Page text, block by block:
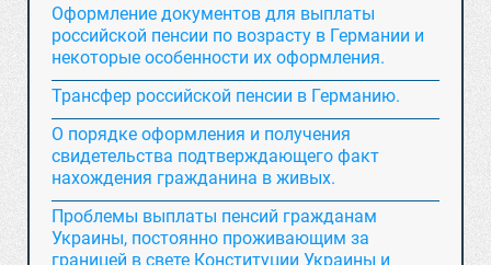
Оформление документов для выплаты
российской пенсии по возрасту в Германии и
некоторые особенности их оформления.
Трансфер российской пенсии в Германию.
О порядке оформления и получения
свидетельства подтверждающего факт
нахождения гражданина в живых.
Проблемы выплаты пенсий гражданам
Украины, постоянно проживающим за
границей в свете Конституции Украины и